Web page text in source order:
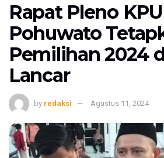
Rapat Pleno KPU
Pohuwato
Pemilihan 2024
Lancar
by redaksi Agustus 11, 2024